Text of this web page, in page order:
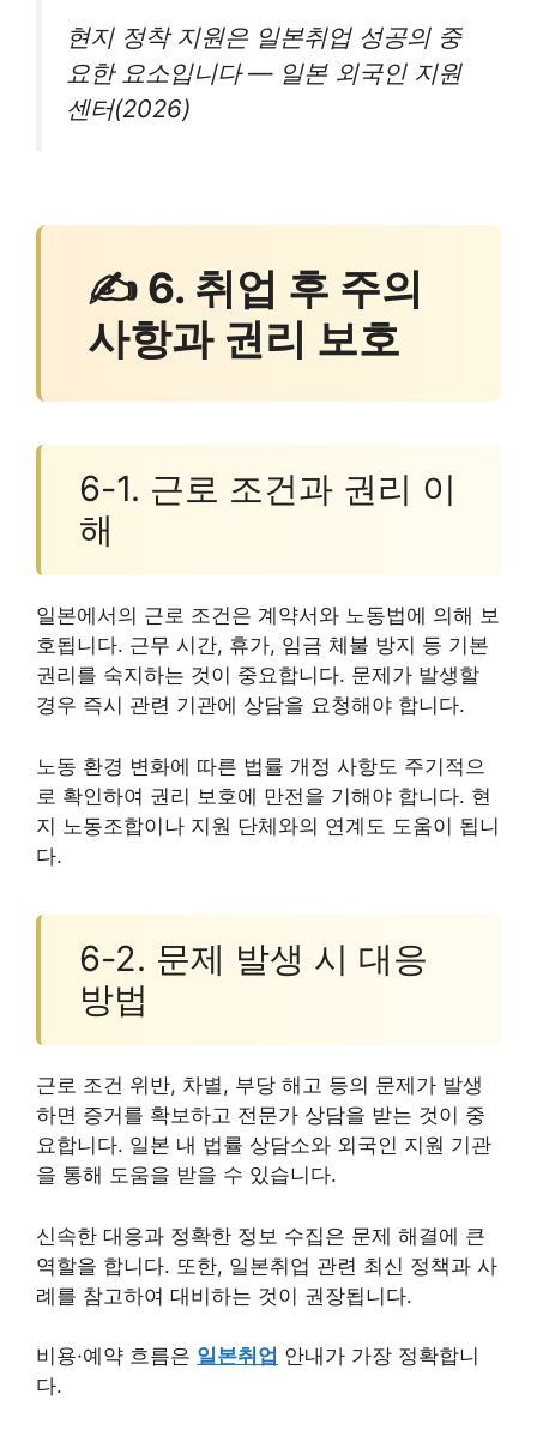
현지 정착 지원은 일본취업 성공의 중
요한 요소입니다 — 일본 외국인 지원
센터(2026)
✍ 6. 취업 후 주의
사항과 권리 보호
6-1. 근로 조건과 권리 이
해
일본에서의 근로 조건은 계약서와 노동법에 의해 보
호됩니다. 근무 시간, 휴가, 임금 체불 방지 등 기본
권리를 숙지하는 것이 중요합니다. 문제가 발생할
경우 즉시 관련 기관에 상담을 요청해야 합니다.
노동 환경 변화에 따른 법률 개정 사항도 주기적으
로 확인하여 권리 보호에 만전을 기해야 합니다. 현
지 노동조합이나 지원 단체와의 연계도 도움이 됩니
다.
6-2. 문제 발생 시 대응
방법
근로 조건 위반, 차별, 부당 해고 등의 문제가 발생
하면 증거를 확보하고 전문가 상담을 받는 것이 중
요합니다. 일본 내 법률 상담소와 외국인 지원 기관
을 통해 도움을 받을 수 있습니다.
신속한 대응과 정확한 정보 수집은 문제 해결에 큰
역할을 합니다. 또한, 일본취업 관련 최신 정책과 사
례를 참고하여 대비하는 것이 권장됩니다.
비용·예약 흐름은 일본취업 안내가 가장 정확합니
다.